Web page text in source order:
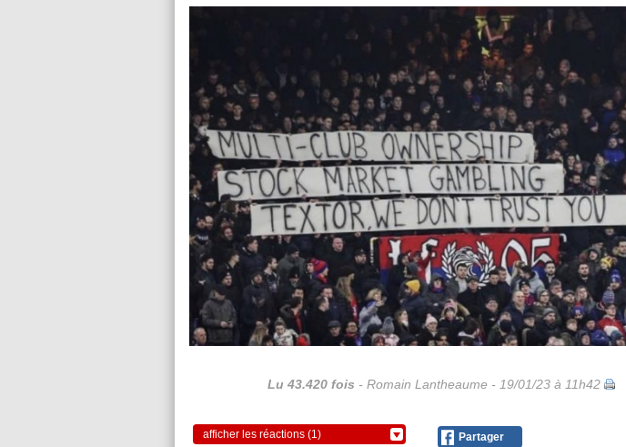
Lu 43.420 fois - Romain Lantheaume - 19/01/23 à 11h42
afficher les réactions (1) Partager